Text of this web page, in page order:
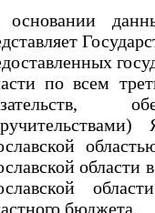
по всем
области
бюджета.